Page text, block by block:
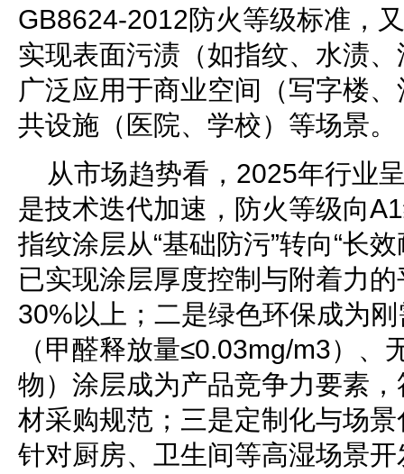
GB8624-2012防火等级标准，
实现表面污渍（如指纹、水渍
广泛应用于商业空间（写字楼
共设施（医院、学校）等场景。
从市场趋势看，2025年行业
是技术迭代加速，防火等级向
指纹涂层从“基础防污”转向“长
已实现涂层厚度控制与附着力
30%以上；二是绿色环保成为
（甲醛释放量≤0.03mg/m3）、
物）涂层成为产品竞争力要素，
材采购规范；三是定制化与场
针对厨房、卫生间等高湿场景